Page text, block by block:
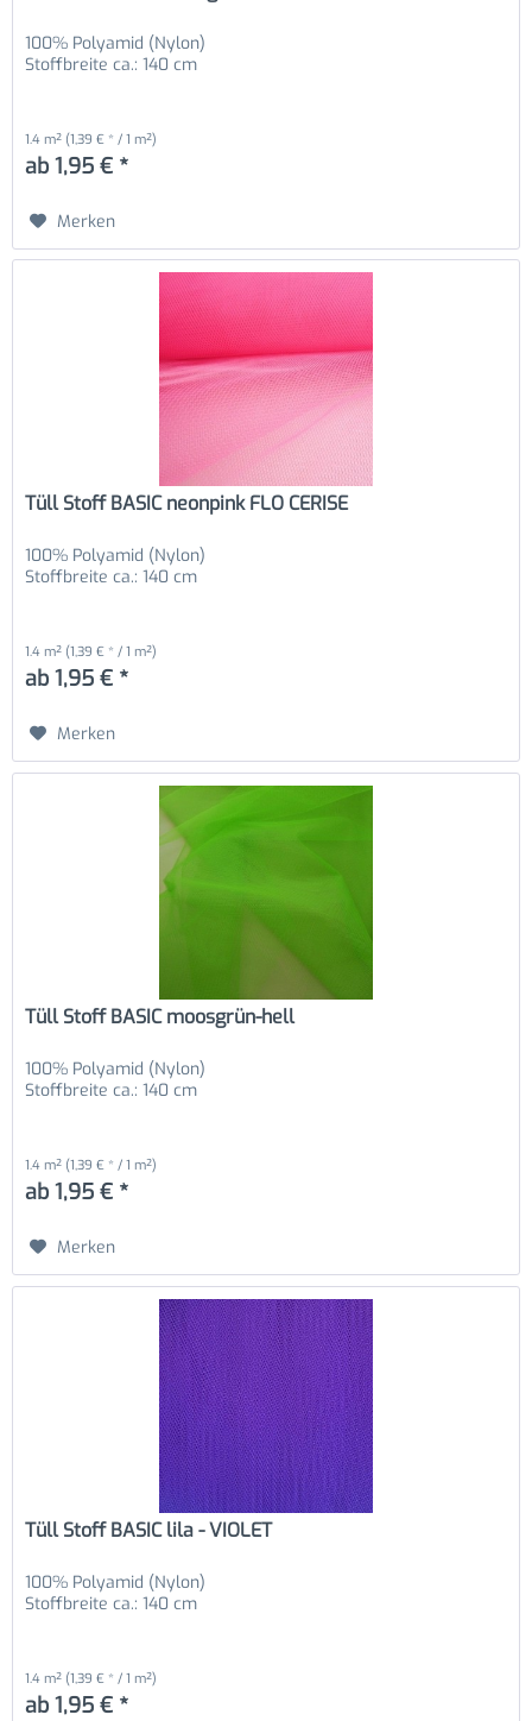
100% Polyamid (Nylon)
Stoffbreite ca.: 140 cm
1.4 m² (1,39 € * / 1 m²)
ab 1,95 € *
Merken
Tüll Stoff BASIC neonpink FLO CERISE
100% Polyamid (Nylon)
Stoffbreite ca.: 140 cm
1.4 m² (1,39 € * / 1 m²)
ab 1,95 € *
Merken
Tüll Stoff BASIC moosgrün-hell
100% Polyamid (Nylon)
Stoffbreite ca.: 140 cm
1.4 m² (1,39 € * / 1 m²)
ab 1,95 € *
Merken
Tüll Stoff BASIC lila - VIOLET
100% Polyamid (Nylon)
Stoffbreite ca.: 140 cm
1.4 m² (1,39 € * / 1 m²)
ab 1,95 € *